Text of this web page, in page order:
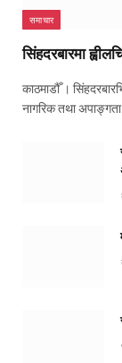
समाचार
सिंहदरबारमा
काठमाडौँ ।
नागरिक तथा